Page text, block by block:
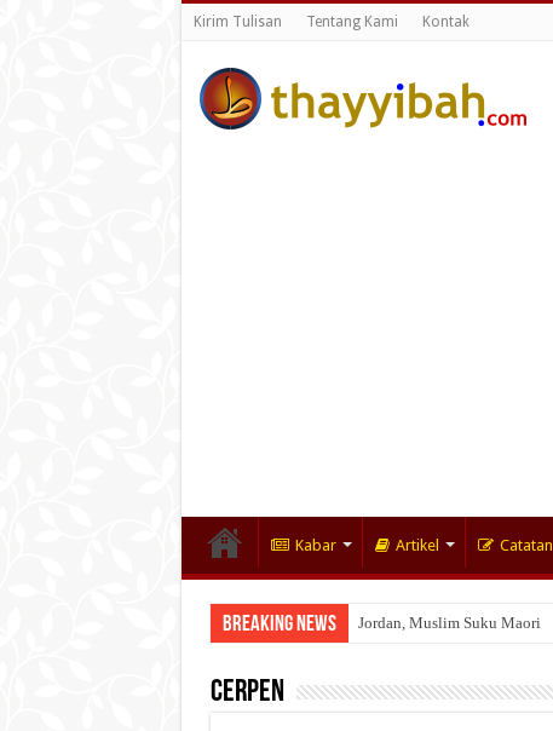
Kirim Tulisan Tentang Kami Kontak
Kabar Artikel Catatan
Breaking News Jordan, Muslim Suku Maori
Wakaf Emas Muktamar
Cerpen